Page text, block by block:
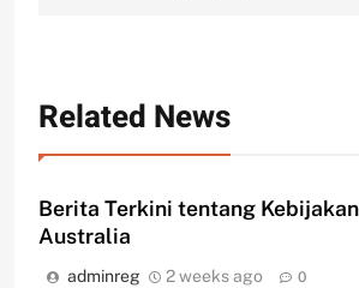
Related News
Berita Terkini tentang
Australia
adminreg 2 weeks ago 0